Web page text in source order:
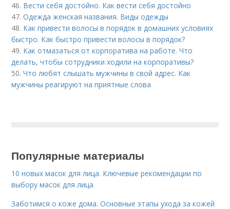
46. Вести себя достойно. Как вести себя достойно
47.Одежда женская названия. Виды одежды
48. Как привести волосы в порядок в домашних условиях
быстро. Как быстро привести волосы в порядок?
49. Как отмазаться от корпоратива на работе. Что
делать, чтобы сотрудники ходили на корпоративы?
50.Что любят слышать мужчины в свой адрес. Как
мужчины реагируют на приятные слова
Популярные материалы
10 новых масок для лица. Ключевые рекомендации по
выбору масок для лица
Заботимся о коже дома. Основные этапы ухода за кожей